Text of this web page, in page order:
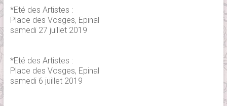
*Eté des Artistes :
Place des Vosges, Epinal
samedi 27 juillet 2019
*Eté des Artistes :
Place des Vosges, Epinal
samedi 6 juillet 2019